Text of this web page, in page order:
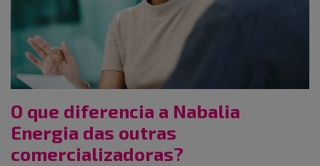
O que diferencia a Nabalia
Energia das outras
comercializadoras?